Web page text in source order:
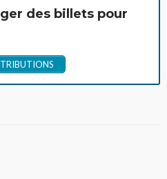
des billets pour